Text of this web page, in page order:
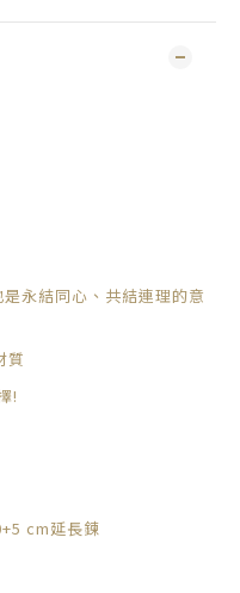
永結同心、共結連理的意
質
!
cm延長鍊